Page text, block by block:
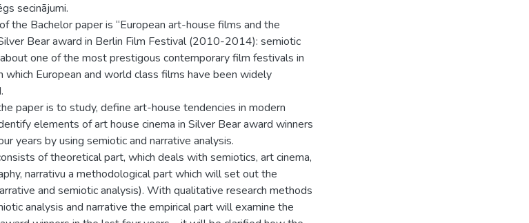
secinājumi.
the Bachelor paper is “European art-house films and the
Bear award in Berlin Film Festival (2010-2014): semiotic
one of the most prestigous contemporary film festivals in
which European and world class films have been widely
paper is to study, define art-house tendencies in modern
elements of art house cinema in Silver Bear award winners
years by using semiotic and narrative analysis.
of theoretical part, which deals with semiotics, art cinema,
narrativu a methodological part which will set out the
and semiotic analysis). With qualitative research methods
analysis and narrative the empirical part will examine the